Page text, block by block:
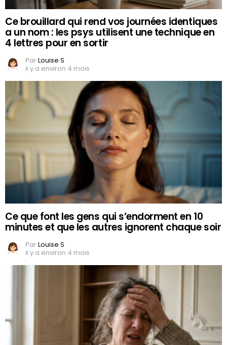
Ce brouillard qui rend vos journées identiques
a un nom : les psys utilisent une technique en
4 lettres pour en sortir
ParLouise S
il y a environ 4 mois
Ce que font les gens qui s’endorment en 10
minutes et que les autres ignorent chaque soir
ParLouise S
il y a environ 4 mois